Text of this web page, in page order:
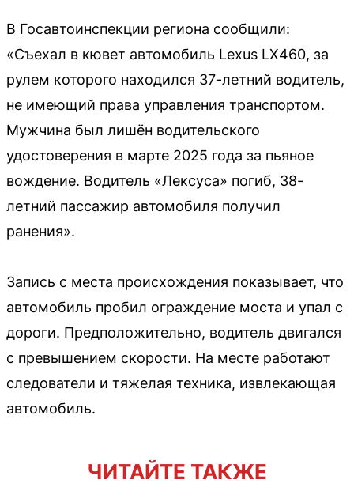
В Госавтоинспекции региона сообщили:
«Съехал в кювет автомобиль Lexus LX460, за
рулем которого находился 37-летний водитель,
не имеющий права управления транспортом.
Мужчина был лишён водительского
удостоверения в марте 2025 года за пьяное
вождение. Водитель «Лексуса» погиб, 38-
летний пассажир автомобиля получил
ранения».
Запись с места происхождения показывает, что
автомобиль пробил ограждение моста и упал с
дороги. Предположительно, водитель двигался
с превышением скорости. На месте работают
следователи и тяжелая техника, извлекающая
автомобиль.
ЧИТАЙТЕ ТАКЖЕ